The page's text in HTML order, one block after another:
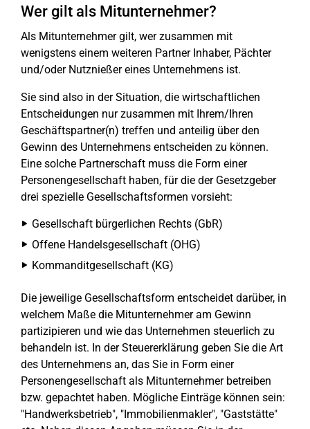
Wer gilt als Mitunternehmer?
Als Mitunternehmer gilt, wer zusammen mit
wenigstens einem weiteren Partner Inhaber, Pächter
und/oder Nutznießer eines Unternehmens ist.
Sie sind also in der Situation, die wirtschaftlichen
Entscheidungen nur zusammen mit Ihrem/Ihren
Geschäftspartner(n) treffen und anteilig über den
Gewinn des Unternehmens entscheiden zu können.
Eine solche Partnerschaft muss die Form einer
Personengesellschaft haben, für die der Gesetzgeber
drei spezielle Gesellschaftsformen vorsieht:
Gesellschaft bürgerlichen Rechts (GbR)
Offene Handelsgesellschaft (OHG)
Kommanditgesellschaft (KG)
Die jeweilige Gesellschaftsform entscheidet darüber, in
welchem Maße die Mitunternehmer am Gewinn
partizipieren und wie das Unternehmen steuerlich zu
behandeln ist. In der Steuererklärung geben Sie die Art
des Unternehmens an, das Sie in Form einer
Personengesellschaft als Mitunternehmer betreiben
bzw. gepachtet haben. Mögliche Einträge können sein:
"Handwerksbetrieb", "Immobilienmakler", "Gaststätte"